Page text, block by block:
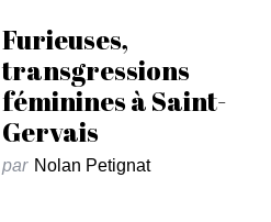
Furieuses,
transgressions
féminines à Saint-
Gervais
par Nolan Petignat